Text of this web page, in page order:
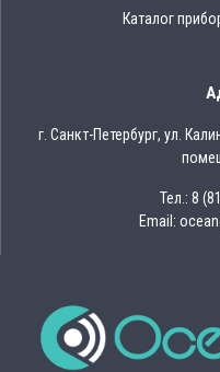
Каталог
г. Санкт-Петербург, ул.
Тел.: 8
Email: